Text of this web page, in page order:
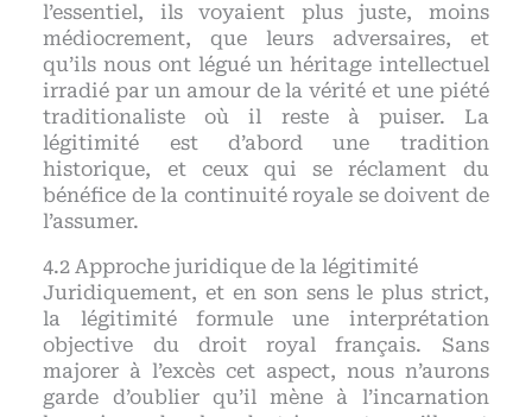
l’essentiel, ils voyaient plus juste, moins
médiocrement, que leurs adversaires, et
qu’ils nous ont légué un héritage intellectuel
irradié par un amour de la vérité et une piété
traditionaliste où il reste à puiser. La
légitimité est d’abord une tradition
historique, et ceux qui se réclament du
bénéfice de la continuité royale se doivent de
l’assumer.
Approche juridique de la légitimité
Juridiquement, et en son sens le plus strict,
la légitimité formule une interprétation
objective du droit royal français. Sans
majorer à l’excès cet aspect, nous n’aurons
garde d’oublier qu’il mène à l’incarnation